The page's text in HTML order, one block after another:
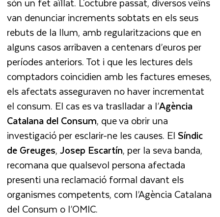
van denunciar increments sobtats en els seus
rebuts de la llum, amb regularitzacions que en
alguns casos arribaven a centenars d’euros per
períodes anteriors. Tot i que les lectures dels
comptadors coincidien amb les factures emeses,
els afectats asseguraven no haver incrementat
el consum. El cas es va traslladar a l’Agència
Catalana del Consum, que va obrir una
investigació per esclarir-ne les causes. El Síndic
de Greuges,Josep Escartín, per la seva banda,
recomana que qualsevol persona afectada
presenti una reclamació formal davant els
organismes competents, com l’Agència Catalana
del Consum o l’OMIC.